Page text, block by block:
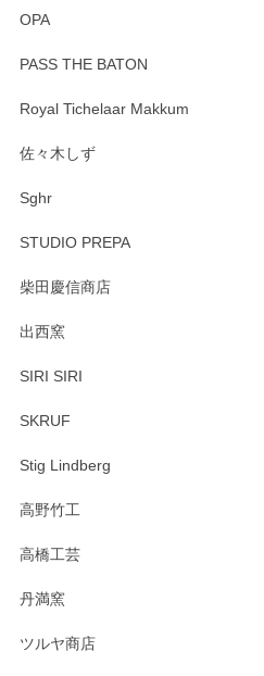
OPA
PASS THE BATON
Royal Tichelaar Makkum
佐々木しず
Sghr
STUDIO PREPA
柴田慶信商店
出西窯
SIRI SIRI
SKRUF
Stig Lindberg
高野竹工
高橋工芸
丹満窯
ツルヤ商店